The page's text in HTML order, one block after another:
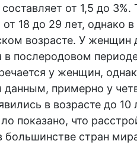
от 1,5 до
от 18 до 29 лет,
возрасте. У женщин
в послеродовом
у женщин,
примерно у
в возрасте до
показано, что
большинстве стран